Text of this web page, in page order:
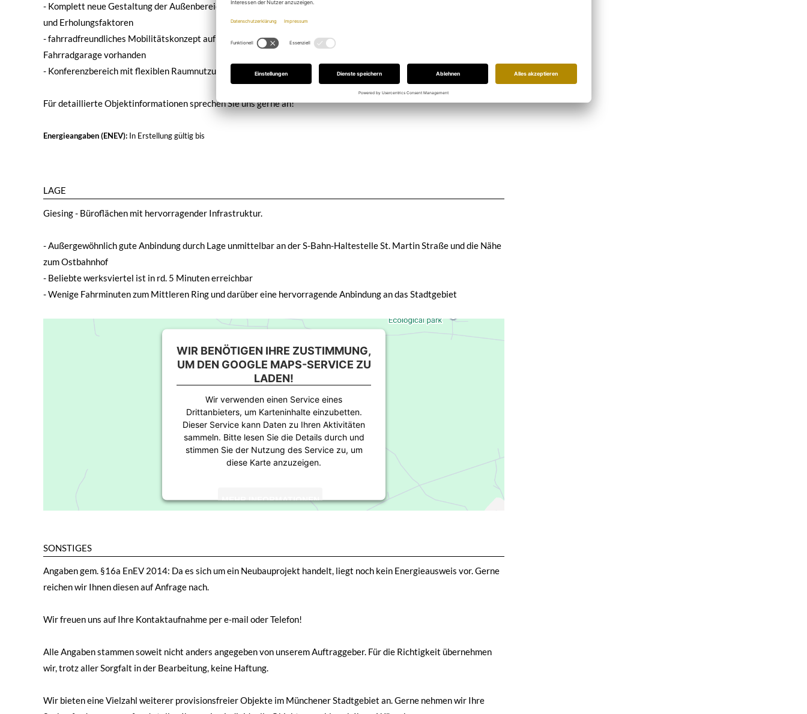
- Komplett neue Gestaltung der Außenbereiche mit vielen Möglichkeiten der Nutzung und Einbeziehung von Natur
und Erholungsfaktoren
- fahrradfreundliches Mobilitätskonzept auf dem Campus, insges. ca. 500 Fahrradstellplätze oberirdisch und in großer
Fahrradgarage vorhanden
- Konferenzbereich mit flexiblen Raumnutzungsvarianten, für alle Mieter buchbar
Für detaillierte Objektinformationen sprechen Sie uns gerne an!
Energieangaben (ENEV): In Erstellunggültig bis
LAGE
Giesing - Büroflächen mit hervorragender Infrastruktur.
- Außergewöhnlich gute Anbindung durch Lage unmittelbar an der S-Bahn-Haltestelle St. Martin Straße und die Nähe
zum Ostbahnhof
- Beliebte werksviertel ist in rd. 5 Minuten erreichbar
- Wenige Fahrminuten zum Mittleren Ring und darüber eine hervorragende Anbindung an das Stadtgebiet
WIR BENÖTIGEN IHRE ZUSTIMMUNG,
UM DEN GOOGLE MAPS-SERVICE ZU
LADEN!
Wir verwenden einen Service eines
Drittanbieters, um Karteninhalte einzubetten.
Dieser Service kann Daten zu Ihren Aktivitäten
sammeln. Bitte lesen Sie die Details durch und
stimmen Sie der Nutzung des Service zu, um
diese Karte anzuzeigen.
MEHR INFORMATIONEN
SONSTIGES
Angaben gem. §16a EnEV 2014: Da es sich um ein Neubauprojekt handelt, liegt noch kein Energieausweis vor. Gerne
reichen wir Ihnen diesen auf Anfrage nach.
Wir freuen uns auf Ihre Kontaktaufnahme per e-mail oder Telefon!
Alle Angaben stammen soweit nicht anders angegeben von unserem Auftraggeber. Für die Richtigkeit übernehmen
wir, trotz aller Sorgfalt in der Bearbeitung, keine Haftung.
Wir bieten eine Vielzahl weiterer provisionsfreier Objekte im Münchener Stadtgebiet an. Gerne nehmen wir Ihre